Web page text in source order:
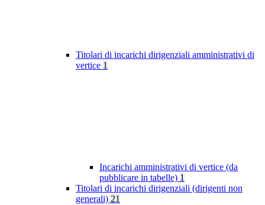
Titolari di incarichi dirigenziali amministrativi di
vertice 1
Incarichi amministrativi di vertice (da
pubblicare in tabelle) 1
Titolari di incarichi dirigenziali (dirigenti non
generali) 21